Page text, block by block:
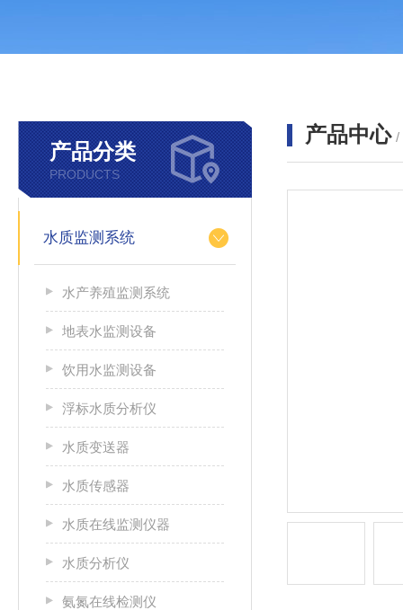
产品分类
PRODUCTS
水质监测系统
水产养殖监测系统
地表水监测设备
饮用水监测设备
浮标水质分析仪
水质变送器
水质传感器
水质在线监测仪器
水质分析仪
氨氮在线检测仪
产品中心 /